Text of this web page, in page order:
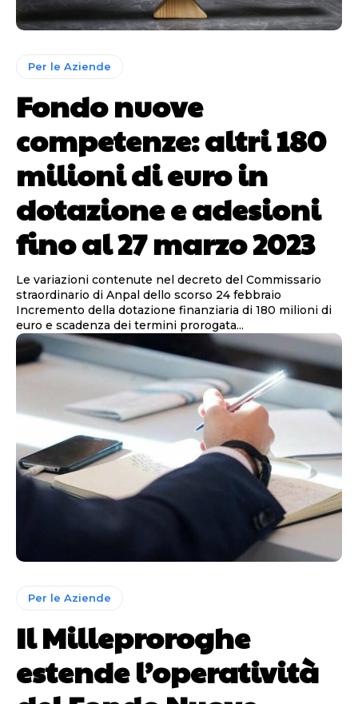
Per le Aziende
Fondo nuove
competenze: altri 180
milioni di euro in
dotazione e adesioni
fino al 27 marzo 2023
Le variazioni contenute nel decreto del Commissario
straordinario di Anpal dello scorso 24 febbraio
Incremento della dotazione finanziaria di 180 milioni di
euro e scadenza dei termini prorogata...
Per le Aziende
Il Milleproroghe
estende l’operatività